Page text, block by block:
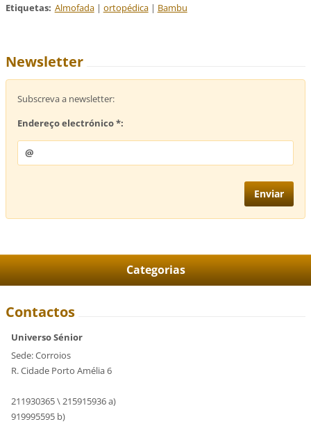
Etiquetas: Almofada | ortopédica | Bambu
Newsletter
Subscreva a newsletter:
Endereço electrónico *:
Categorias
Contactos
Universo Sénior
Sede: Corroios
R. Cidade Porto Amélia 6
211930365 \ 215915936 a)
919995595 b)